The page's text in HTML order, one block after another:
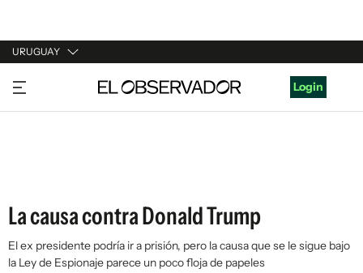
URUGUAY
URUGUAY
ARGENTINA
Login
La causa contra Donald Trump
El ex presidente podría ir a prisión, pero la causa que se le sigue bajo
la Ley de Espionaje parece un poco floja de papeles